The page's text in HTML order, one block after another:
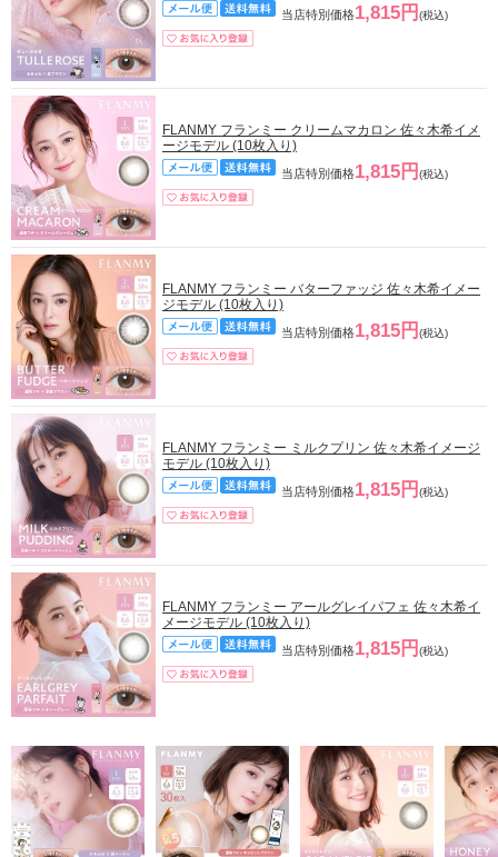
当店特別価格1,815円 (税込)
FLANMY フランミー クリームマカロン 佐々木希イメ
ージモデル (10枚入り)
当店特別価格1,815円 (税込)
FLANMY フランミー バターファッジ 佐々木希イメー
ジモデル (10枚入り)
当店特別価格1,815円 (税込)
FLANMY フランミー ミルクプリン 佐々木希イメージ
モデル (10枚入り)
当店特別価格1,815円 (税込)
FLANMY フランミー アールグレイパフェ 佐々木希イ
メージモデル (10枚入り)
当店特別価格1,815円 (税込)